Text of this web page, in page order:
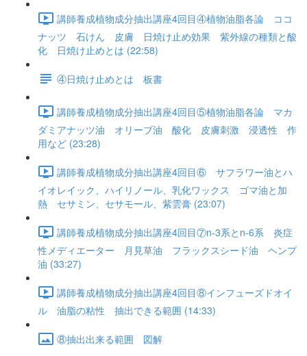
講師養成植物成分抽出講座4回目④植物油脂各論 ココ
ナッツ 石けん 皮膚 日焼け止め効果 紫外線の種類と酸
化 日焼け止めとは (22:58)
④日焼け止めとは 板書
講師養成植物成分抽出講座4回目⑤植物油脂各論 マカ
ダミアナッツ油 オリーブ油 酸化 皮膚刺激 浸透性 作
用など (23:28)
講師養成植物成分抽出講座4回目⑥ サフラワー油とハ
イオレイック、ハイリノール、乳化ワックス ゴマ油と加
熱 セサミン、セサモール、紫雲膏 (23:07)
講師養成植物成分抽出講座4回目⑦n-3系とn-6系 炎症
性メディエーター 月見草油 フラックスシード油 ヘンプ
油 (33:27)
講師養成植物成分抽出講座4回目⑧インフューズドオイ
ル 油脂の粘性 抽出できる範囲 (14:33)
⑧抽出出来る範囲 図解